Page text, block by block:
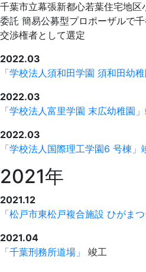
千葉市立幕張新都心若葉住宅地
委託 簡易公募型プロポーザルで
交渉権者として選定
2022.03
「学校法人須和田学園 須和田幼
2022.03
「学校法人富里学園 末広幼稚園
2022.03
「学校法人国際理工学園6 号棟」
2021年
2021.12
「松戸市東松戸複合施設 ひがま
2021.04
「千葉刑務所道場」
竣工